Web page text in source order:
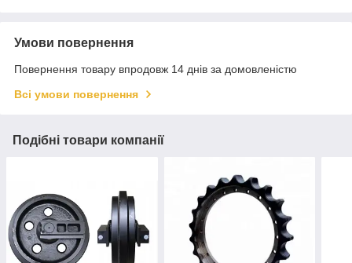
Умови повернення
Повернення товару впродовж 14 днів за домовленістю
Всі умови повернення
Подібні товари компанії